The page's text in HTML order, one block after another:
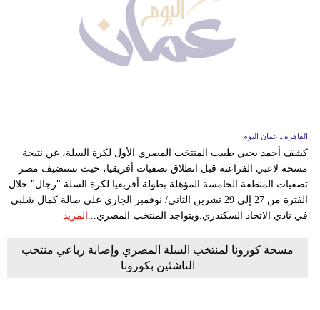
القاهرة ـ عمان اليوم
كشف أحمد يحيي طبيب المنتخب المصري الأول لكرة السلة، عن نتيجة
مسحة لاعبي الفراعنة قبل انطلاق تصفيات أفريقيا، حيث تستضيف مصر
تصفيات المنطقة الخامسة المؤهلة بطولة أفريقيا لكرة السلة "رجال" خلال
الفترة من 27 إلى 29 تشرين الثاني/ نوفمبر الجاري على صالة كمال شلبي
في نادي الاتحاد السكندري.ويتواجد المنتخب المصري... المزيد
مسحة كورونا لمنتخب السلة المصري وإصابة رباعي منتخب
الناشئين بكورونا